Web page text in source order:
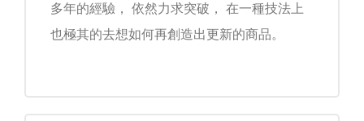
多年的經驗， 依然力求突破， 在一種技法上
也極其的去想如何再創造出更新的商品。